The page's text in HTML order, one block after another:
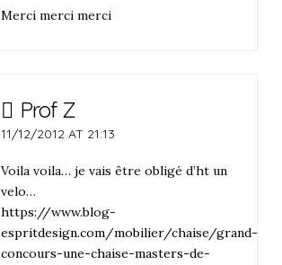
Merci merci merci
Prof Z
11/12/2012 AT 21:13
Voila voila… je vais être obligé d’ht un
velo…
https://www.blog-
espritdesign.com/mobilier/chaise/grand-
concours-une-chaise-masters-de-